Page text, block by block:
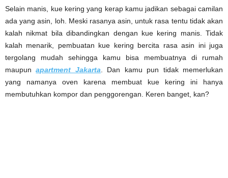
Selain manis, kue kering yang kerap kamu jadikan sebagai camilan
ada yang asin, loh. Meski rasanya asin, untuk rasa tentu tidak akan
kalah nikmat bila dibandingkan dengan kue kering manis. Tidak
kalah menarik, pembuatan kue kering bercita rasa asin ini juga
tergolang mudah sehingga kamu bisa membuatnya di rumah
maupunapartment Jakarta . Dan kamu pun tidak memerlukan
yang namanya oven karena membuat kue kering ini hanya
membutuhkan kompor dan penggorengan. Keren banget, kan?